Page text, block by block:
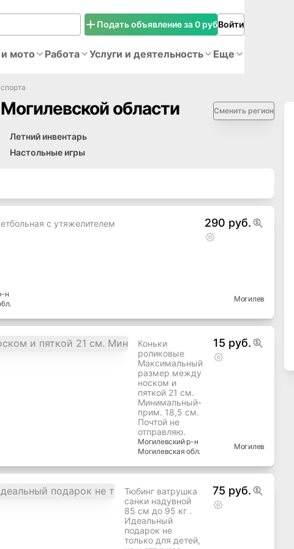
Подать объявление за 0 рубВойти
мото Работа Услуги и деятельность Еще
области Сменить регион
Летний инвентарь
Настольные игры
с утяжелителем 290 руб.
н
Могилев
Коньки
роликовые
Максимальный
размер между
носком и
пяткой 21 см.
Минимальный-
прим. 18,5 см.
Почтой не
отправляю.
15 руб.
Могилевскийр-н
Могилевская обл.
Могилев
Тюбинг ватрушка
санки надувной
85 см до 95 кг .
Идеальный
подарок не
только для детей,
75 руб.